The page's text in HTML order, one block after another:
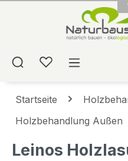
Startseite
Holzbehandlung Außen
Leinos